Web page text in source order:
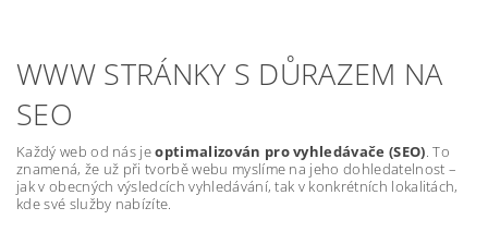
WWW STRÁNKY S DŮRAZEM NA
SEO
Každý web od nás jeoptimalizován pro vyhledávače (SEO). To
znamená, že už při tvorbě webu myslíme na jeho dohledatelnost –
jak v obecných výsledcích vyhledávání, tak v konkrétních lokalitách,
kde své služby nabízíte.